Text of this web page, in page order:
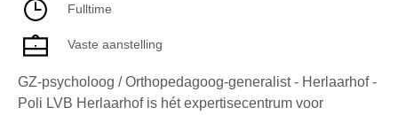
Fulltime
Vaste aanstelling
GZ-psycholoog / Orthopedagoog-generalist - Herlaarhof -
Poli LVB Herlaarhof is hét expertisecentrum voor